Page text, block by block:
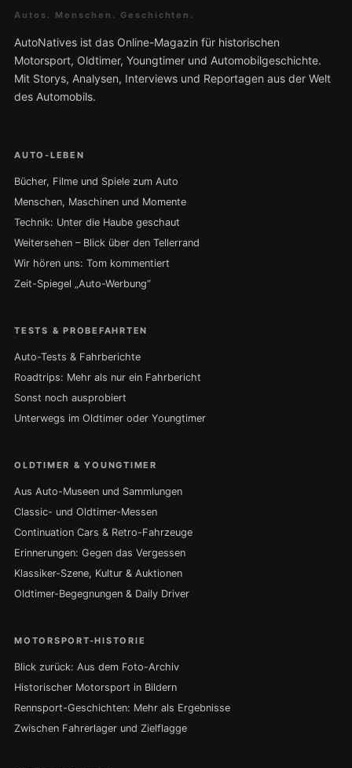
Autos. Menschen. Geschichten.
AutoNatives ist das Online-Magazin für historischen
Motorsport, Oldtimer, Youngtimer und Automobilgeschichte.
Mit Storys, Analysen, Interviews und Reportagen aus der Welt
des Automobils.
AUTO-LEBEN
Bücher, Filme und Spiele zum Auto
Menschen, Maschinen und Momente
Technik: Unter die Haube geschaut
Weitersehen – Blick über den Tellerrand
Wir hören uns: Tom kommentiert
Zeit-Spiegel „Auto-Werbung“
TESTS & PROBEFAHRTEN
Auto-Tests & Fahrberichte
Roadtrips: Mehr als nur ein Fahrbericht
Sonst noch ausprobiert
Unterwegs im Oldtimer oder Youngtimer
OLDTIMER & YOUNGTIMER
Aus Auto-Museen und Sammlungen
Classic- und Oldtimer-Messen
Continuation Cars & Retro-Fahrzeuge
Erinnerungen: Gegen das Vergessen
Klassiker-Szene, Kultur & Auktionen
Oldtimer-Begegnungen & Daily Driver
MOTORSPORT-HISTORIE
Blick zurück: Aus dem Foto-Archiv
Historischer Motorsport in Bildern
Rennsport-Geschichten: Mehr als Ergebnisse
Zwischen Fahrerlager und Zielflagge